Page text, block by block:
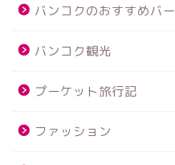
バンコクのおすすめバー
バンコク観光
プーケット旅行記
ファッション